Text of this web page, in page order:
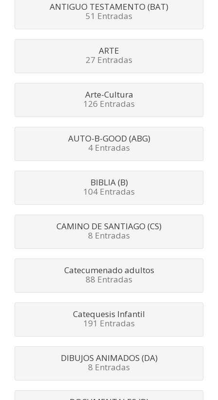
ANTIGUO TESTAMENTO (BAT)
51 Entradas
ARTE
27 Entradas
Arte-Cultura
126 Entradas
AUTO-B-GOOD (ABG)
4 Entradas
BIBLIA (B)
104 Entradas
CAMINO DE SANTIAGO (CS)
8 Entradas
Catecumenado adultos
88 Entradas
Catequesis Infantil
191 Entradas
DIBUJOS ANIMADOS (DA)
8 Entradas